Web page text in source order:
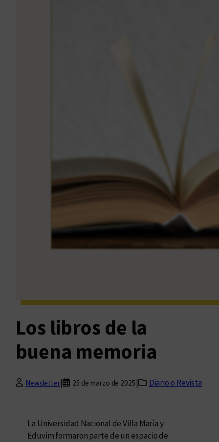
Los libros de la
buena memoria
Newsletter| 25 de marzo de 2025 | Diario o Revista
La Universidad Nacional de Villa María y
Eduvim formaron parte de un espacio de